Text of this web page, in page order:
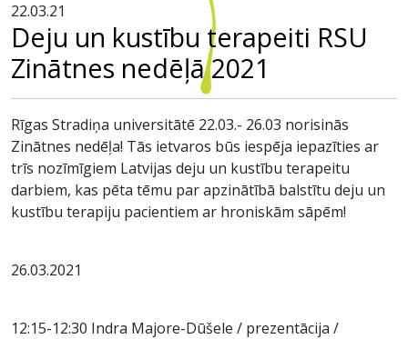
22.03.21
Deju un kustību terapeiti RSU
Zinātnes nedēļā 2021
Rīgas Stradiņa universitātē 22.03.- 26.03 norisinās
Zinātnes nedēļa! Tās ietvaros būs iespēja iepazīties ar
trīs nozīmīgiem Latvijas deju un kustību terapeitu
darbiem, kas pēta tēmu par apzinātībā balstītu deju un
kustību terapiju pacientiem ar hroniskām sāpēm!
26.03.2021
12:15-12:30 Indra Majore-Dūšele / prezentācija /